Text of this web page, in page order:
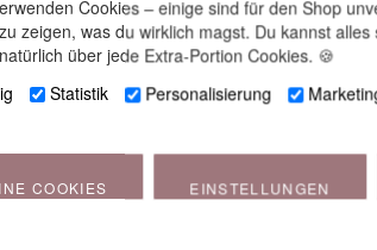
Cookies – einige sind für den Shop
zeigen, was du wirklich magst. Du kannst
über jede Extra-Portion Cookies. 🍪
Statistik Personalisierung
EINSTELLUNGEN
COOKIES